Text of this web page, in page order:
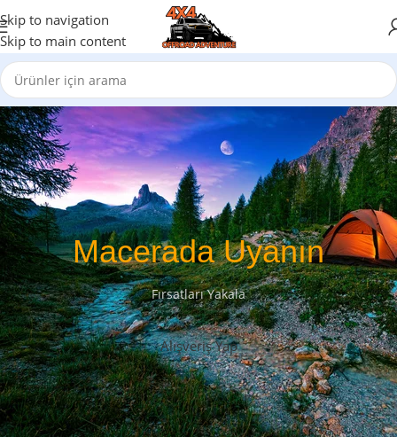
Skip to navigation
Skip to main content
Macerada Uyanın
Fırsatları Yakala
Alışveriş Yap